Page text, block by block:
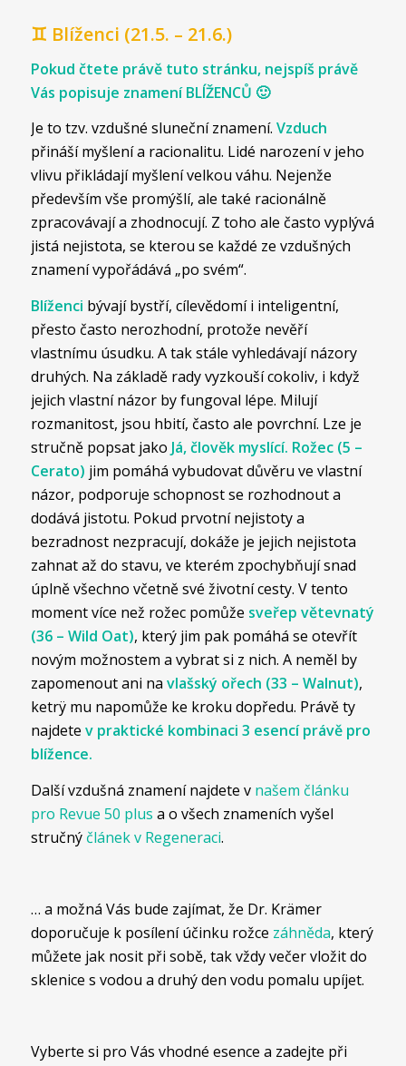
♊ Blíženci (21.5. – 21.6.)
Pokud čtete právě tuto stránku, nejspíš právě
Vás popisuje znamení BLÍŽENCŮ 🙂
Je to tzv. vzdušné sluneční znamení. Vzduch
přináší myšlení a racionalitu. Lidé narození v jeho
vlivu přikládají myšlení velkou váhu. Nejenže
především vše promýšlí, ale také racionálně
zpracovávají a zhodnocují. Z toho ale často vyplývá
jistá nejistota, se kterou se každé ze vzdušných
znamení vypořádává „po svém“.
Blíženci bývají bystří, cílevědomí i inteligentní,
přesto často nerozhodní, protože nevěří
vlastnímu úsudku. A tak stále vyhledávají názory
druhých. Na základě rady vyzkouší cokoliv, i když
jejich vlastní názor by fungoval lépe. Milují
rozmanitost, jsou hbití, často ale povrchní. Lze je
stručně popsat jako Já, člověk myslící. Rožec (5 –
Cerato) jim pomáhá vybudovat důvěru ve vlastní
názor, podporuje schopnost se rozhodnout a
dodává jistotu. Pokud prvotní nejistoty a
bezradnost nezpracují, dokáže je jejich nejistota
zahnat až do stavu, ve kterém zpochybňují snad
úplně všechno včetně své životní cesty. V tento
moment více než rožec pomůže sveřep větevnatý
(36 – Wild Oat), který jim pak pomáhá se otevřít
novým možnostem a vybrat si z nich. A neměl by
zapomenout ani na vlašský ořech (33 – Walnut),
ketrÿ mu napomůže ke kroku dopředu. Právě ty
najdete v praktické kombinaci 3 esencí právě pro
blížence.
Další vzdušná znamení najdete v našem článku
pro Revue 50 plus a o všech znameních vyšel
stručný článek v Regeneraci.
… a možná Vás bude zajímat, že Dr. Krämer
doporučuje k posílení účinku rožce záhněda, který
můžete jak nosit při sobě, tak vždy večer vložit do
sklenice s vodou a druhý den vodu pomalu upíjet.
Vyberte si pro Vás vhodné esence a zadejte při